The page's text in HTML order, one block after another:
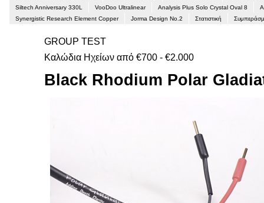
Siltech Anniversary 330L
VooDoo Ultralinear Analysis Plus Solo Crystal Oval 8
Synergistic Research Element Copper
Jorma Design No.2 Στατιστική
GROUP TEST
Καλώδια Ηχείων από €700 - €2.000
Black Rhodium Polar